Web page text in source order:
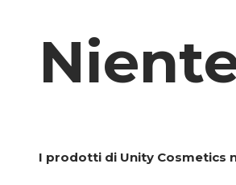
I prodotti di Unity Cosmetics